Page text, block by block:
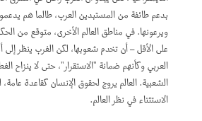
بدعم طائفة من المستبدين العرب، طالما هم
ويرعونها. في مناطق العالم الأخرى، متوقع من
على الأقل – أن تخدم شعوبها، لكن الغرب ينظر إلى
العربي وكأنهم ضمانة "الاستقرار"، حتى لا ينزاح
الشعبية. العالم يروج لحقوق الإنسان كقاعدة عامة،
الاستثناء في نظر العالم.